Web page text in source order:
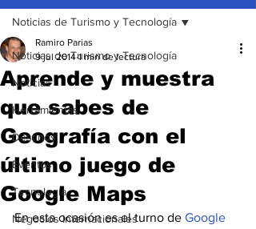
Noticias de Turismo y Tecnología
Noticias
Herramientas
Destinos
Eventos
Tecnología
Negocios Internacionales
Noticias de Turismo y Tecnología
Aprende y muestra
que sabes de
Geografía con el
último juego de
Google Maps
Ramiro Parias
9 jul 2014 1 min de lectura
En esta ocasión es el turno de Google